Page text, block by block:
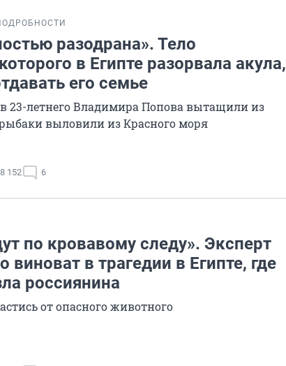
разодрана». Тело
в Египте разорвала акула,
его семье
23-летнего Владимира Попова вытащили из
выловили из Красного моря
8 152 6
по кровавому следу». Эксперт
виноват в трагедии в Египте, где
россиянина
от опасного животного